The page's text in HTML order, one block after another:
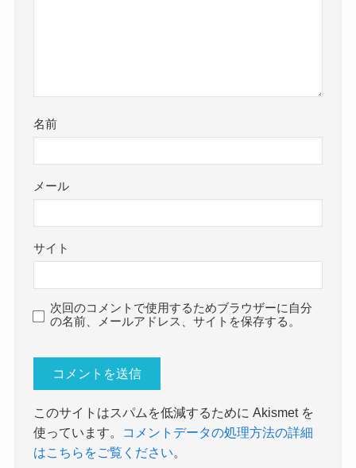
名前
メール
サイト
次回のコメントで使用するためブラウザーに自分
の名前、メールアドレス、サイトを保存する。
このサイトはスパムを低減するために Akismet を
使っています。
コメントデータの処理方法の詳細
はこちらをご覧ください。